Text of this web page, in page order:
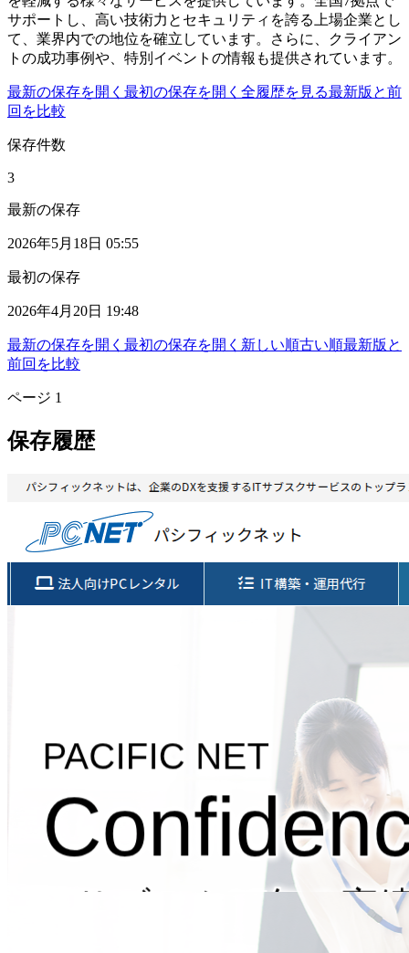
サポートし、高い技術力とセキュリティを誇る上場企業とし
て、業界内での地位を確立しています。さらに、クライアン
トの成功事例や、特別イベントの情報も提供されています。
最新の保存を開く 最初の保存を開く 全履歴を見る最新版と前
回を比較
保存件数
3
最新の保存
2026年5月18日 05:55
最初の保存
2026年4月20日 19:48
最新の保存を開く 最初の保存を開く 新しい順古い順最新版と
前回を比較
ページ 1
保存履歴